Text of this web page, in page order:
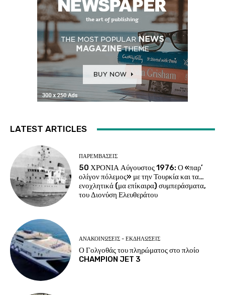
LATEST ARTICLES
ΠΑΡΕΜΒΑΣΕΙΣ
50 ΧΡΟΝΙΑ Αύγουστος 1976: Ο «παρ’
ολίγον πόλεμος» με την Τουρκία και τα…
ενοχλητικά (μα επίκαιρα) συμπεράσματα,
του Διονύση Ελευθεράτου
ΑΝΑΚΟΙΝΩΣΕΙΣ - ΕΚΔΗΛΩΣΕΙΣ
Ο Γολγοθάς του πληρώματος στο πλοίο
CHAMPION JET 3